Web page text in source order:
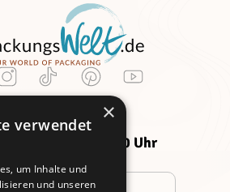
Uhr
Freitag:
09:00 - 14:00 Uhr
×
verwendet
um Inhalte und
und unseren